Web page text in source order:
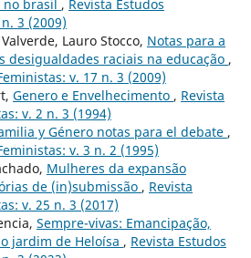
no brasil , Revista Estudos
3 (2009)
Lauro Stocco, Notas para a
desigualdades raciais na educação ,
v. 17 n. 3 (2009)
Genero e Envelhecimento , Revista
v. 2 n. 3 (1994)
y Género notas para el debate ,
v. 3 n. 2 (1995)
Mulheres da expansão
de (in)submissão , Revista
v. 25 n. 3 (2017)
Sempre-vivas: Emancipação,
jardim de Heloísa , Revista Estudos